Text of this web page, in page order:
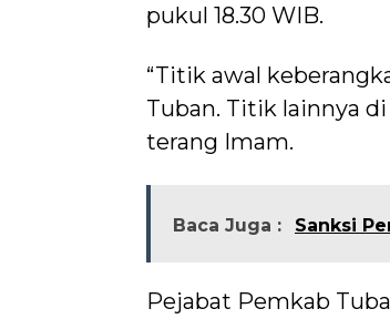
pukul 18.30 WIB.
“Titik awal
Tuban. Titik lainnya
terang Imam.
Baca Juga : Sanksi
Pejabat Pemkab